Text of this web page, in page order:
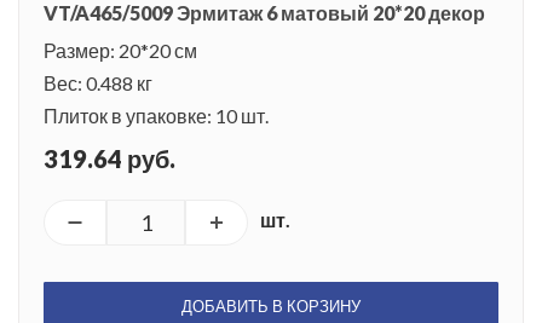
VT/A465/5009 Эрмитаж 6 матовый 20*20 декор
Размер: 20*20 см
Вес: 0.488 кг
Плиток в упаковке: 10 шт.
319.64 руб.
шт.
ДОБАВИТЬ В КОРЗИНУ